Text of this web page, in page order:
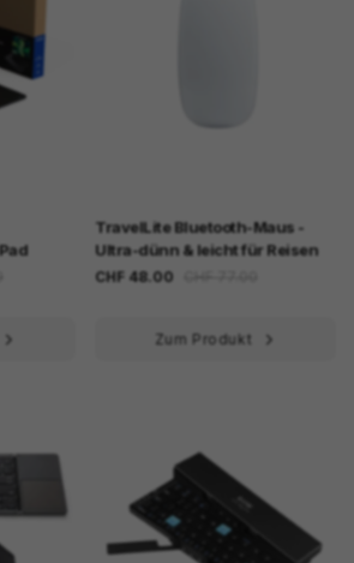
TravelLite Bluetooth-Maus -
Ultra-dünn & leicht für Reisen
CHF 48.00
Zum Produkt